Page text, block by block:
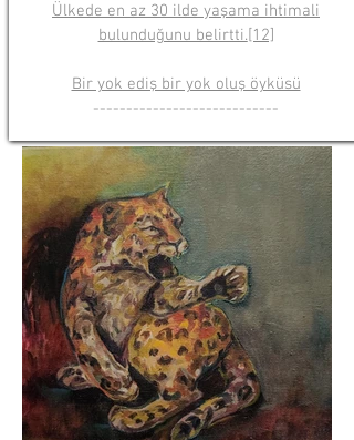
Ülkede en az 30 ilde yaşama ihtimali
bulunduğunu belirtti.[12]
Bir yok ediş bir yok oluş öyküsü
----------------------------